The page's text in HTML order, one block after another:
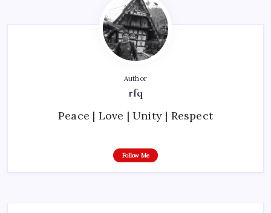
Author
rfq
Peace | Love | Unity | Respect
Follow Me